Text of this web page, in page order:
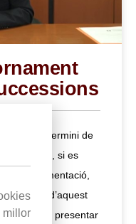
tenen un termini de
No obstant, si es
documentació,
d’aquest
s’ha de presentar